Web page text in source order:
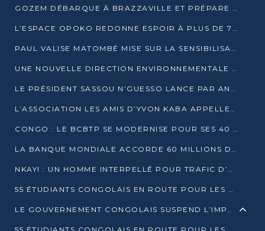
GOZEM DÉBARQUE À BRAZZAVILLE ET PRÉPARE SON ARRIVÉE À POINTE-NOIRE
L’ESPACE OPOKO REDONNE ESPOIR À PLUS DE 775 ÉLÈVES AUTOCHTONES DANS LE NORD DU CONGO
PAUL VALISE MATOMBÉ MISE SUR LA SENSIBILISATION POUR ÉRAQUER LE GRAND BANDITISME
UNE NOUVELLE DIRECTION ENVIRONNEMENTALE POUR RENFORCER LA GESTION DES DONNÉES AU CONGO
LE PRÉSIDENT SASSOU N’GUESSO LANCE PAR ANTICIPATION LA 39ÈME JOURNÉE NATIONALE DE L’ARBRE
L’ASSOCIATION LES AMIS D’YVON KABA APPELLENT DENIS SASSOU N’GUESSO À SE PORTER CANDIDAT
CONGO : LE BCBTP SE MODERNISE POUR SES 40 ANS D’EXISTENCE
LA BANQUE MONDIALE ACCORDE 60 MILLIONS DE DOLLARS POUR LA RÉSILIENCE URBAINE AU CONGO
NKAYI : UN HOMME INTERPELLÉ POUR TRAFIC D’UN BÉBÉ CHIMPANZÉ
55 ÉTUDIANTS CONGOLAIS EN ROUTE POUR LES UNIVERSITÉS ALGÉRIENNES
LE GOUVERNEMENT CONGOLAIS SUSPEND L’IMPORTATION DES MACHETTES ET DES MOTOS